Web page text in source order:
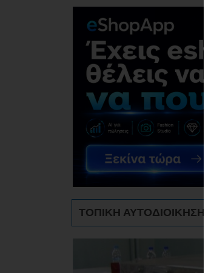
ΟΙΚΟΝΟΜΙΑ
ΑΘΛΗΤΙΣΜΟΣ
ΠΟΛΙΤΙΣΜΟΣ
LIFESTYLE
ΤΑΞΙΔΙΑ
ΕΞΟΔΟΣ
ΠΕΡΙΒΑΛΛΟΝ
ΤΟΠΙΚΗ ΑΥΤΟΔΙΟΙΚΗΣΗ -